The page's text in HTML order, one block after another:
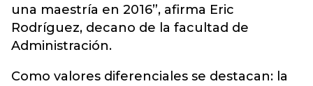
una maestría en 2016”, afirma Eric
Rodríguez, decano de la facultad de
Administración.
Como valores diferenciales se destacan: la